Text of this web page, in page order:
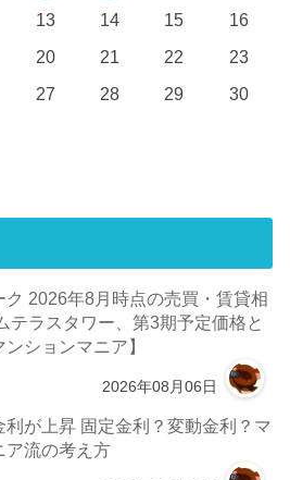
13 14 15
16
20 21 22
23
27 28 29
30
ク 2026年8月時点の売買・賃貸相
テラスタワー、第3期予定価格と
ションマニア】
2026年08月06日
利が上昇 固定金利？変動金利？マ
ア流の考え方